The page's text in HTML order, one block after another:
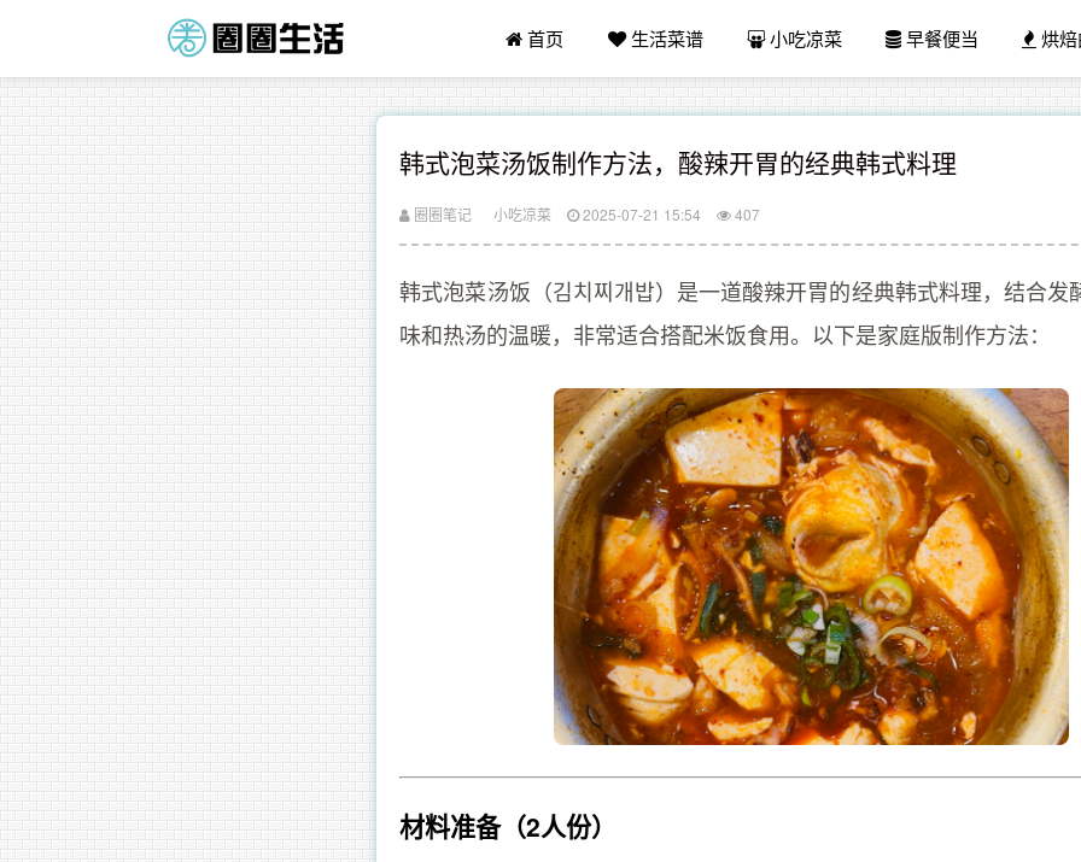
首页 生活菜谱 小吃凉菜 早餐便当 烘
韩式泡菜汤饭制作方法，酸辣开胃的经典韩式料理
圈圈笔记 小吃凉菜 2025-07-21 15:54 407
韩式泡菜汤饭（김치찌개밥）是一道酸辣开胃的经典韩式料理，结合发
味和热汤的温暖，非常适合搭配米饭食用。以下是家庭版制作方法：
材料准备（2人份）